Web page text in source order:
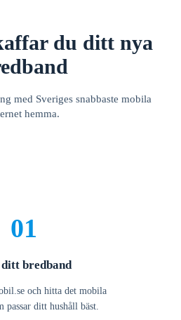
du ditt nya
med Sveriges snabbaste mobila
hemma.
01
bredband
och hitta det mobila
passar ditt hushåll bäst.